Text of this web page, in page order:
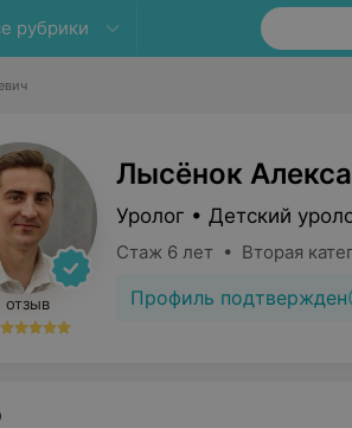
рубрики
отзыв
Лысёнок
Уролог • Детский
Стаж 6 лет • Вторая
Профиль подтвержден